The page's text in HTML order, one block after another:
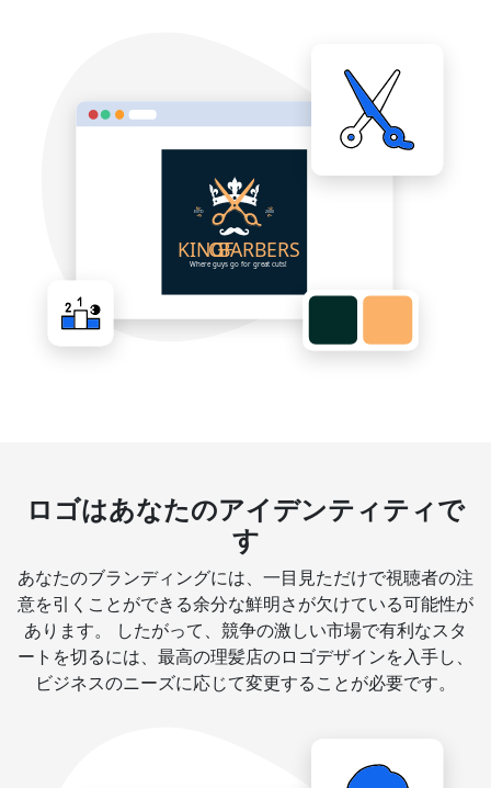
ロゴはあなたのアイデンティティで
す
あなたのブランディングには、一目見ただけで視聴者の注
意を引くことができる余分な鮮明さが欠けている可能性が
あります。 したがって、競争の激しい市場で有利なスタ
ートを切るには、最高の理髪店のロゴデザインを入手し、
ビジネスのニーズに応じて変更することが必要です。